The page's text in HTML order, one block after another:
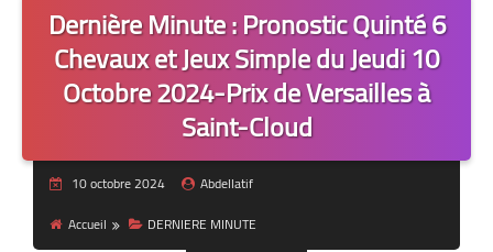
Dernière Minute : Pronostic Quinté 6
Chevaux et Jeux Simple du Jeudi 10
Octobre 2024-Prix de Versailles à
Saint-Cloud
10 octobre 2024
Abdellatif
Accueil
DERNIERE MINUTE